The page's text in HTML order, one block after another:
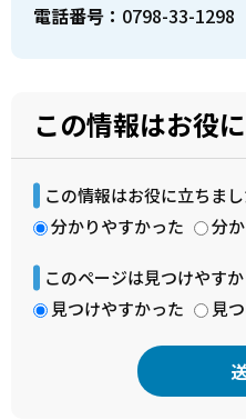
電話番号： 0798-33-1298
この情報はお役
この情報はお役に立ちまし
分かりやすかった
分
このページは見つけやす
見つけやすかった
見